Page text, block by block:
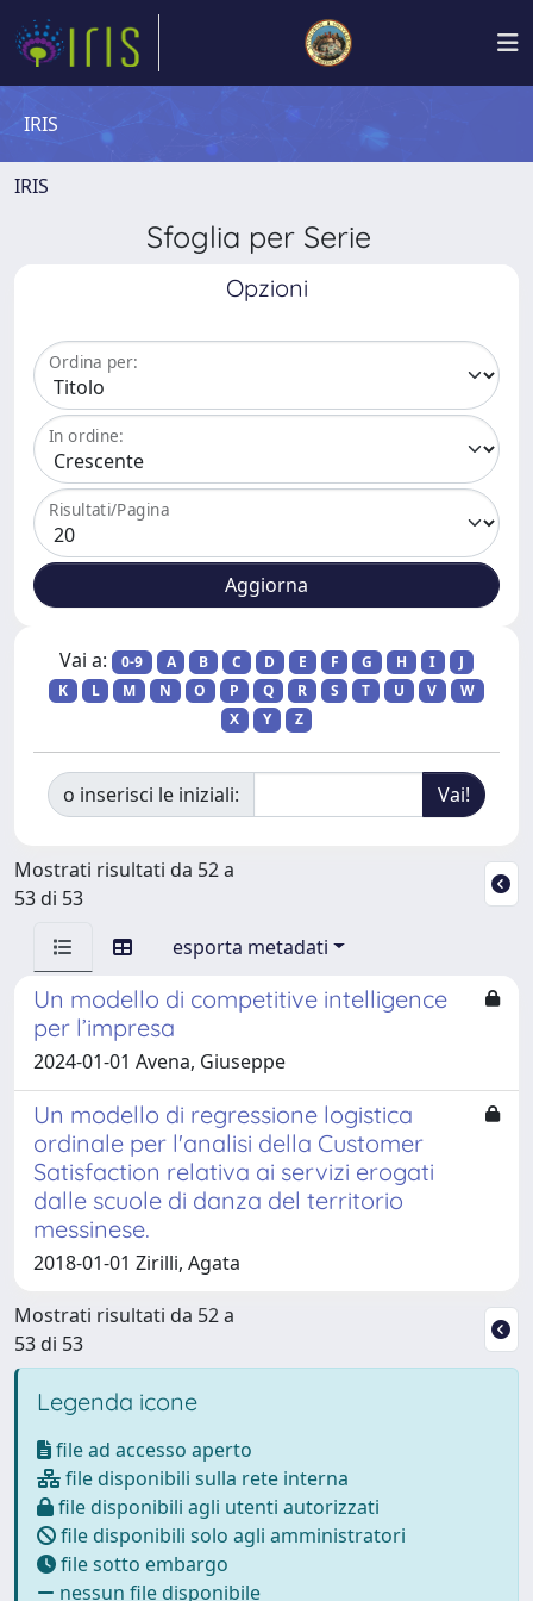
IRIS
IRIS
Sfoglia per Serie
Opzioni
Ordina per:
In ordine:
Risultati/Pagina
Vai a: 0-9 A B C D E F G H I
J
K
L M N O P Q R S T U V
W
X
Y Z
o inserisci le iniziali:
Mostrati risultati da 52 a
53 di 53
esporta metadati
Un modello di competitive intelligence
per l’impresa
2024-01-01 Avena, Giuseppe
Un modello di regressione logistica
ordinale per l'analisi della Customer
Satisfaction relativa ai servizi erogati
dalle scuole di danza del territorio
messinese.
2018-01-01 Zirilli, Agata
Mostrati risultati da 52 a
53 di 53
Legenda icone
file ad accesso aperto
file disponibili sulla rete interna
file disponibili agli utenti autorizzati
file disponibili solo agli amministratori
file sotto embargo
nessun file disponibile